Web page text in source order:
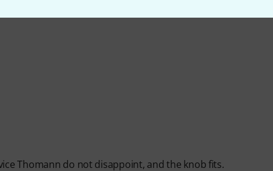
Thomann do not disappoint, and the knob fits.